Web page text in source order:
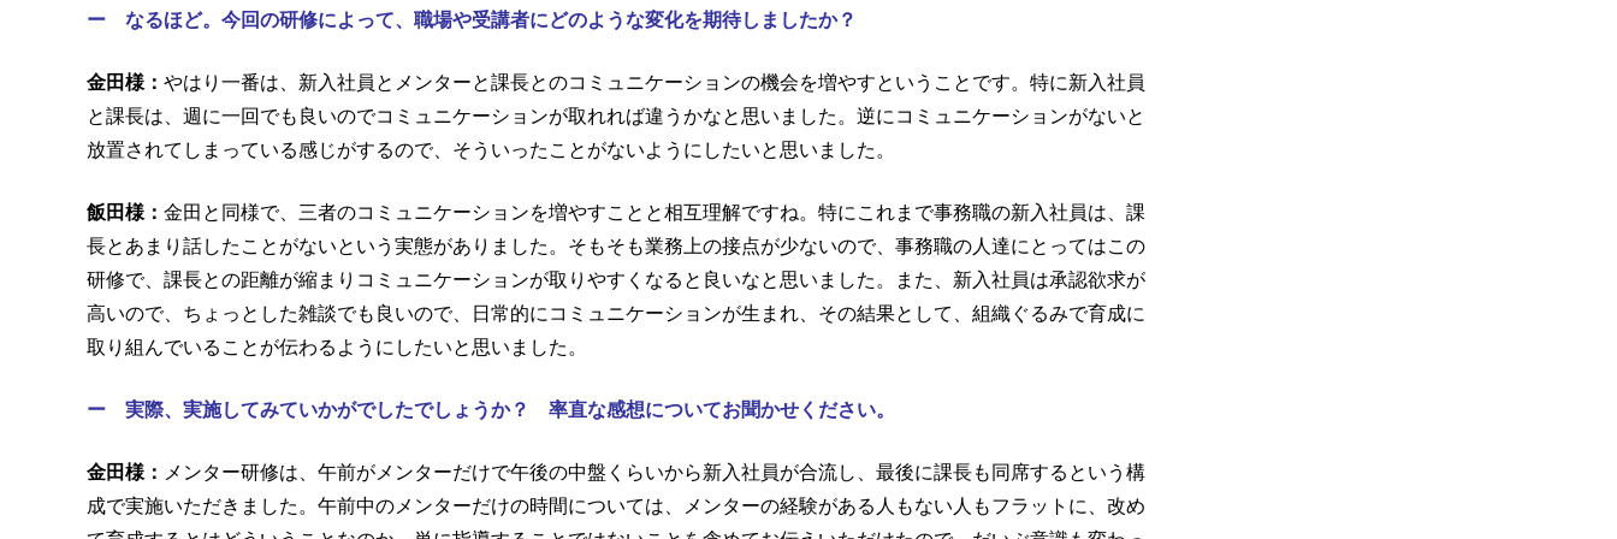
ー なるほど。今回の研修によって、職場や受講者にどのような変化を期待しましたか？
金田様： やはり一番は、新入社員とメンターと課長とのコミュニケーションの機会を増やすということです。特に新入社員
と課長は、週に一回でも良いのでコミュニケーションが取れれば違うかなと思いました。逆にコミュニケーションがないと
放置されてしまっている感じがするので、そういったことがないようにしたいと思いました。
飯田様： 金田と同様で、三者のコミュニケーションを増やすことと相互理解ですね。特にこれまで事務職の新入社員は、課
長とあまり話したことがないという実態がありました。そもそも業務上の接点が少ないので、事務職の人達にとってはこの
研修で、課長との距離が縮まりコミュニケーションが取りやすくなると良いなと思いました。また、新入社員は承認欲求が
高いので、ちょっとした雑談でも良いので、日常的にコミュニケーションが生まれ、その結果として、組織ぐるみで育成に
取り組んでいることが伝わるようにしたいと思いました。
ー 実際、実施してみていかがでしたでしょうか？ 率直な感想についてお聞かせください。
金田様： メンター研修は、午前がメンターだけで午後の中盤くらいから新入社員が合流し、最後に課長も同席するという構
成で実施いただきました。午前中のメンターだけの時間については、メンターの経験がある人もない人もフラットに、改め